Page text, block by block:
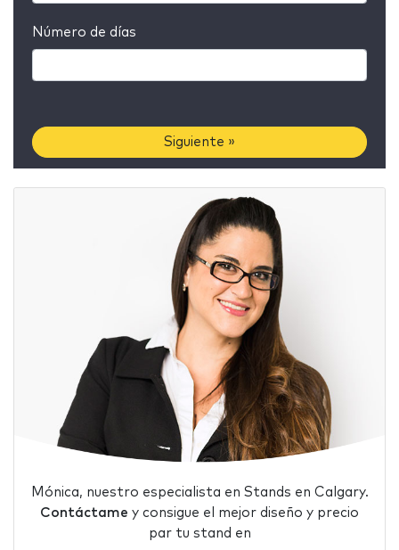
Número de días
Siguiente »
Mónica, nuestro especialista en Stands en Calgary.
Contáctame y consigue el mejor diseño y precio
par tu stand en